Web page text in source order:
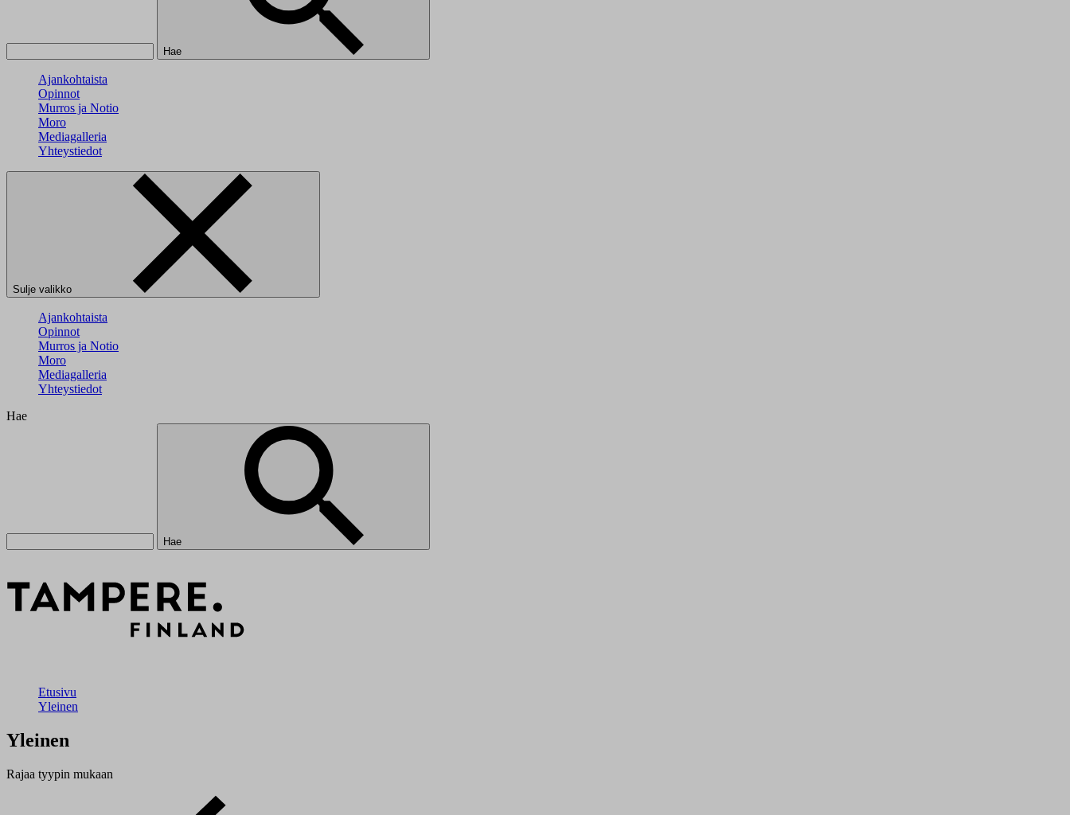
Hae
Ajankohtaista
Opinnot
Murros ja Notio
Moro
Mediagalleria
Yhteystiedot
Sulje valikko
Ajankohtaista
Opinnot
Murros ja Notio
Moro
Mediagalleria
Yhteystiedot
Hae
Hae
Etusivu
Yleinen
Yleinen
Rajaa tyypin mukaan